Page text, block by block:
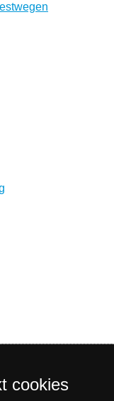
cookies